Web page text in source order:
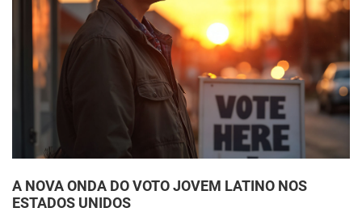
A NOVA ONDA DO VOTO JOVEM LATINO NOS
ESTADOS UNIDOS